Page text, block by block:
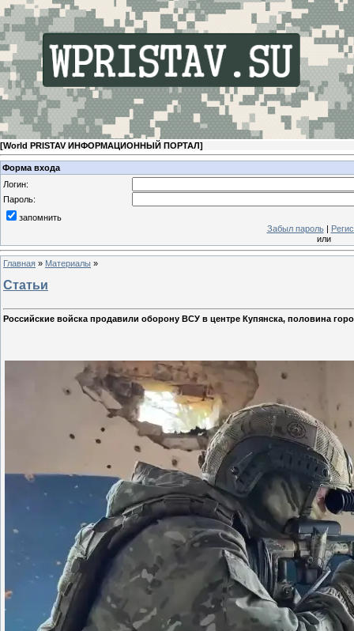
[World PRISTAV ИНФОРМАЦИОННЫЙ ПОРТАЛ]
Форма входа
Логин:
Пароль:
запомнить
Забыл пароль|
или
Главная » Материалы »
Статьи
Российские войска продавили оборону ВСУ в центре Купянска, половина